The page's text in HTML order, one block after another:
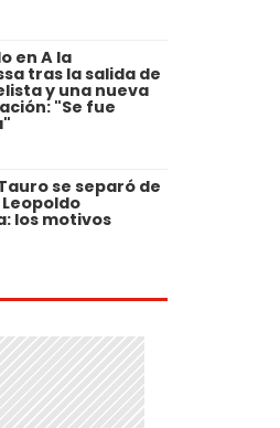
en A la
tras la salida de
y una nueva
"Se fue
se separó de
los motivos